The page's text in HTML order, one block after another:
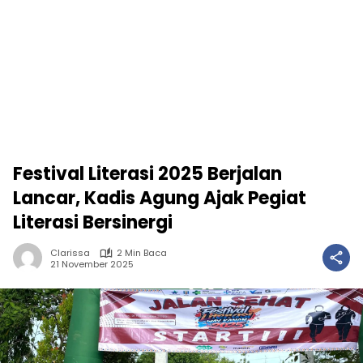
Festival Literasi 2025 Berjalan
Lancar, Kadis Agung Ajak Pegiat
Literasi Bersinergi
Clarissa
2 Min Baca
21 November 2025